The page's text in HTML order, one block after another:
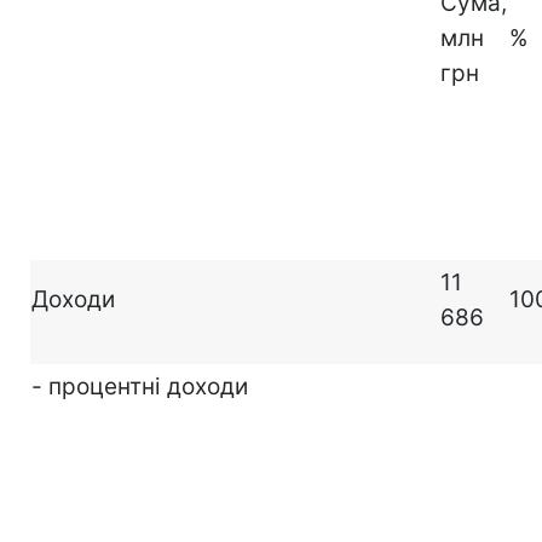
млн
грн
%
Доходи
11
686
- процентні доходи